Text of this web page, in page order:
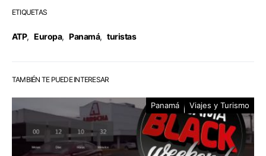
ETIQUETAS
ATP, Europa, Panamá, turistas
TAMBIÉN TE PUEDE INTERESAR
Panamá Viajes y Turismo